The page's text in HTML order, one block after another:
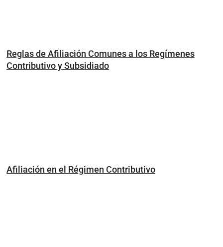
Reglas de Afiliación Comunes a los Regímenes
Contributivo y Subsidiado
Afiliación en el Régimen Contributivo